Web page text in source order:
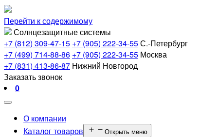
Перейти к содержимому
Солнцезащитные системы
+7 (812) 309-47-15 +7 (905) 222-34-55С.-Петербург
+7 (499) 714-88-86 +7 (905) 222-34-55 Москва
+7 (831) 413-86-87 Нижний Новгород
Заказать звонок
0
О компании
Каталог товаров
Открыть меню